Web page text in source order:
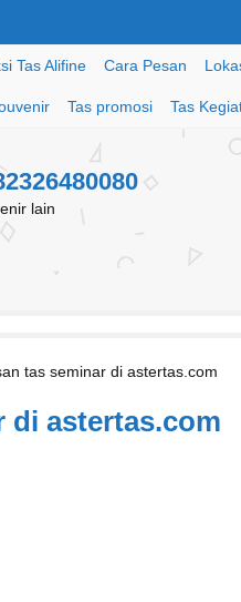
Tas Alifine Cara Pesan
Tas promosi Tas
lain
tas seminar di astertas.com
di astertas.com